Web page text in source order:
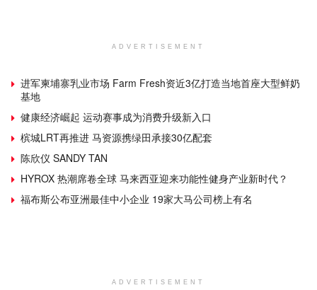
ADVERTISEMENT
进军柬埔寨乳业市场 Farm Fresh资近3亿打造当地首座大型鲜奶
基地
健康经济崛起 运动赛事成为消费升级新入口
槟城LRT再推进 马资源携绿田承接30亿配套
陈欣仪 SANDY TAN
HYROX 热潮席卷全球 马来西亚迎来功能性健身产业新时代？
福布斯公布亚洲最佳中小企业 19家大马公司榜上有名
ADVERTISEMENT